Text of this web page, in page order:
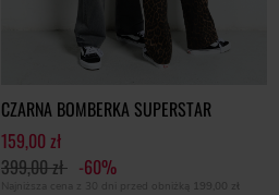
CZARNA BOMBERKA SUPERSTAR
159,00 zł
399,00 zł -60%
Najniższa cena z 30 dni przed obniżką 199,00 zł